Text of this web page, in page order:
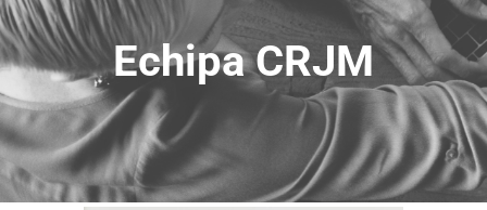
Echipa CRJM